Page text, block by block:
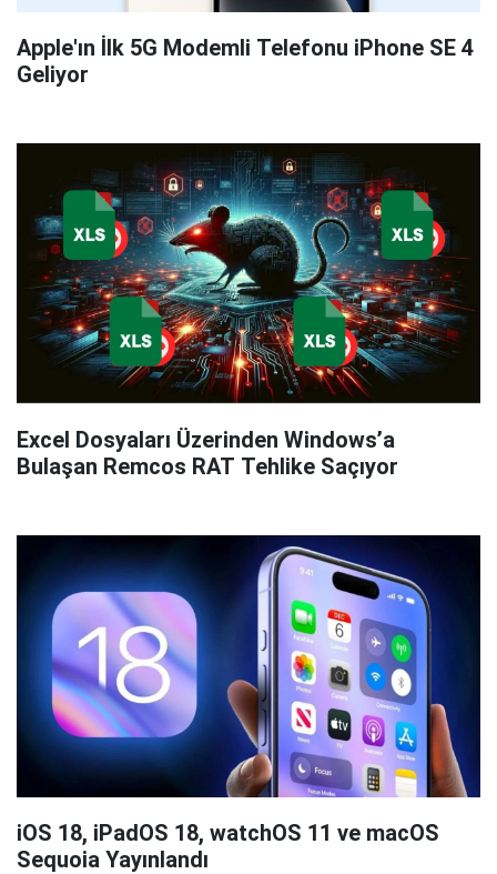
Apple'ın İlk 5G Modemli Telefonu iPhone SE 4
Geliyor
Excel Dosyaları Üzerinden Windows’a
Bulaşan Remcos RAT Tehlike Saçıyor
iOS 18, iPadOS 18, watchOS 11 ve macOS
Sequoia Yayınlandı